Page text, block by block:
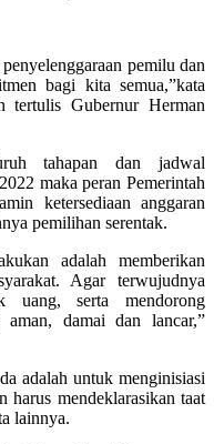
pemilu dan
bagi kita semua,”kata
tertulis Gubernur Herman
tahapan dan jadwal
maka peran Pemerintah
ketersediaan anggaran
pemilihan serentak.
adalah memberikan
Agar terwujudnya
uang, serta mendorong
damai dan lancar,”
adalah untuk menginisiasi
harus mendeklarasikan taat
lainnya.